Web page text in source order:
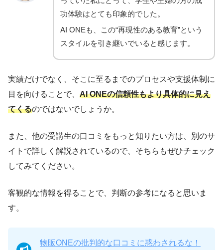
功体験はとても印象的でした。
AI ONEも、この“再現性のある教育”という
スタイルを引き継いでいると感じます。
実績だけでなく、そこに至るまでのプロセスや支援体制に
目を向けることで、 AI ONEの信頼性もより具体的に見え
てくるのではないでしょうか。
また、他の受講生の口コミをもっと知りたい方は、別のサ
イトで詳しく解説されているので、そちらもぜひチェック
してみてください。
客観的な情報を得ることで、判断の参考になると思いま
す。
物販ONEの批判的な口コミに惑わされるな！